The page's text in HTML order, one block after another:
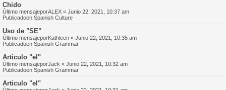
Chido
Último mensajeporALEX « Junio 22, 2021, 10:37 am
Publicadoen Spanish Culture
Uso de "SE"
Último mensajeporKathleen « Junio 22, 2021, 10:35 am
Publicadoen Spanish Grammar
Articulo "el"
Último mensajeporJack « Junio 22, 2021, 10:32 am
Publicadoen Spanish Grammar
Articulo "el"